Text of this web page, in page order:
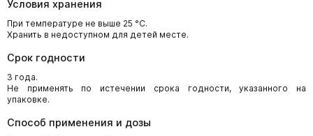
Условия хранения
При температуре не выше 25 °С.
Хранить в недоступном для детей месте.
Срок годности
3 года.
Не применять по истечении срока годности, указанного на
упаковке.
Способ применения и дозы